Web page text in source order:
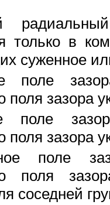
только в
суженное
поле
поля зазора
поле
поля зазора
поле
поля
соседней